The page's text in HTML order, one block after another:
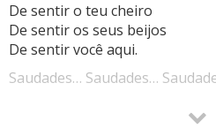
De sentir o teu cheiro
De sentir os seus beijos
De sentir você aqui.
Saudades… Saudades…
Quando será que você meu